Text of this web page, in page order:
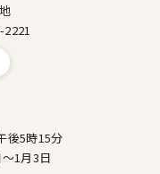
後5時15分
1月3日